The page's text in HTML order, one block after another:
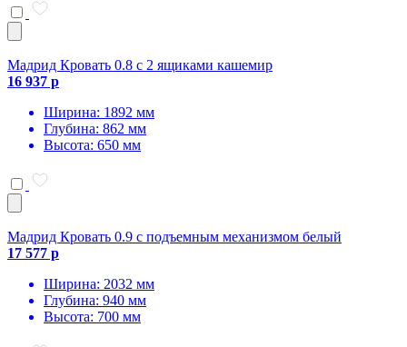
Мадрид Кровать 0.8 с 2 ящиками кашемир
16 937 р
Ширина: 1892 мм
Глубина: 862 мм
Высота: 650 мм
Мадрид Кровать 0.9 с подъемным механизмом белый
17 577 р
Ширина: 2032 мм
Глубина: 940 мм
Высота: 700 мм